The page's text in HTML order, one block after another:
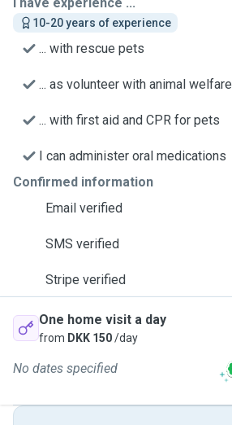
10-20 years of experience
... with rescue pets
... as volunteer with animal welfare
... with first aid and CPR for pets
I can administer oral medications
Confirmed information
Email verified
SMS verified
Stripe verified
One home visit a day
from DKK 150/day
No dates specified